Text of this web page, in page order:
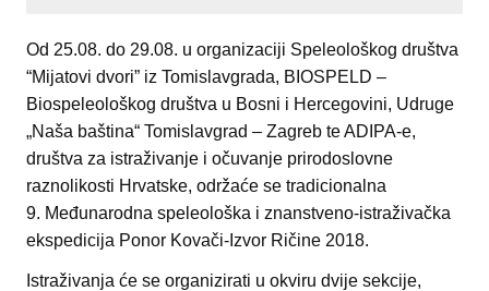
Od 25.08. do 29.08. u organizaciji Speleološkog društva
“Mijatovi dvori” iz Tomislavgrada, BIOSPELD –
Biospeleološkog društva u Bosni i Hercegovini, Udruge
„Naša baština“ Tomislavgrad – Zagreb te ADIPA-e,
društva za istraživanje i očuvanje prirodoslovne
raznolikosti Hrvatske, održaće se tradicionalna
9. Međunarodna speleološka i znanstveno-istraživačka
ekspedicija Ponor Kovači-Izvor Ričine 2018.
Istraživanja će se organizirati u okviru dvije sekcije,